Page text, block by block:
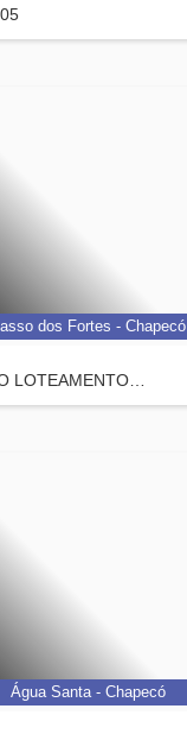
TERRENOS NO LOTEAMENTO WALVILLE III
dos Fortes - Chapecó
Água Santa - Chapecó